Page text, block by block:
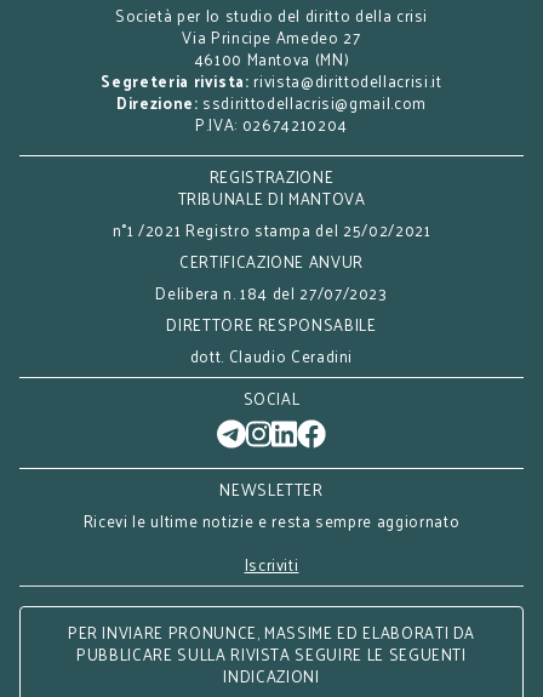
Società per lo studio del diritto della crisi
Via Principe Amedeo 27
46100 Mantova (MN)
Segreteria rivista: rivista@dirittodellacrisi.it
Direzione: ssdirittodellacrisi@gmail.com
P.IVA: 02674210204
REGISTRAZIONE
TRIBUNALE DI MANTOVA
n°1 /2021 Registro stampa del 25/02/2021
CERTIFICAZIONE ANVUR
Delibera n. 184 del 27/07/2023
DIRETTORE RESPONSABILE
dott. Claudio Ceradini
SOCIAL
NEWSLETTER
Ricevi le ultime notizie e resta sempre aggiornato
Iscriviti
PER INVIARE PRONUNCE, MASSIME ED ELABORATI DA
PUBBLICARE SULLA RIVISTA SEGUIRE LE SEGUENTI
INDICAZIONI